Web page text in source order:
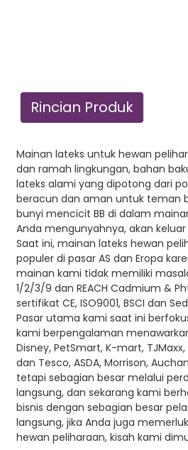
Rincian Produk
Mainan lateks untuk hewan
dan ramah lingkungan, bahan
lateks alami yang dipotong dari
beracun dan aman untuk teman
bunyi mencicit BB di dalam
Anda mengunyahnya, akan keluar
Saat ini, mainan lateks hewan
populer di pasar AS dan Eropa
mainan kami tidak memiliki
1/2/3/9 dan REACH Cadmium &
sertifikat CE, ISO9001, BSCI dan
Pasar utama kami saat ini
kami berpengalaman
Disney, PetSmart, K-mart,
dan Tesco, ASDA, Morrison,
tetapi sebagian besar melalui
langsung, dan sekarang kami
bisnis dengan sebagian besar
langsung, jika Anda juga
hewan peliharaan, kisah kami